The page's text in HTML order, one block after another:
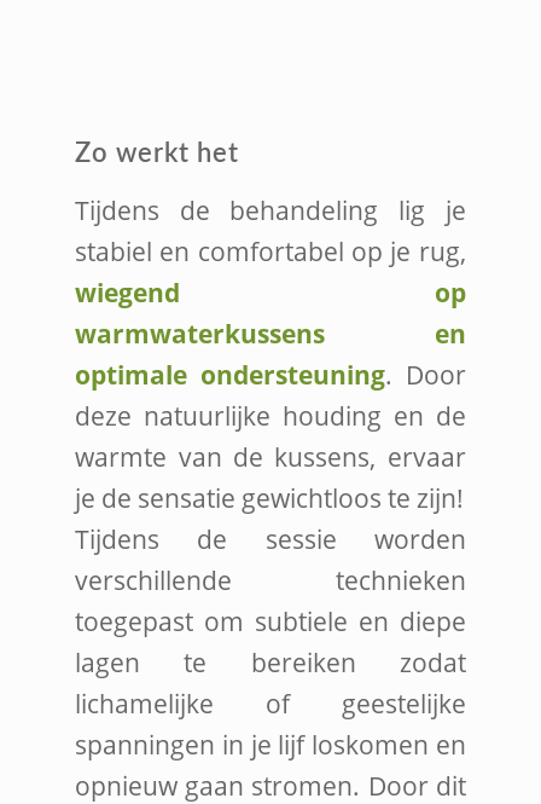
Zo werkt het
Tijdens de behandeling lig je
stabiel en comfortabel op je rug,
wiegend op
warmwaterkussens en
optimale ondersteuning. Door
deze natuurlijke houding en de
warmte van de kussens, ervaar
je de sensatie gewichtloos te zijn!
Tijdens de sessie worden
verschillende technieken
toegepast om subtiele en diepe
lagen te bereiken zodat
lichamelijke of geestelijke
spanningen in je lijf loskomen en
opnieuw gaan stromen. Door dit